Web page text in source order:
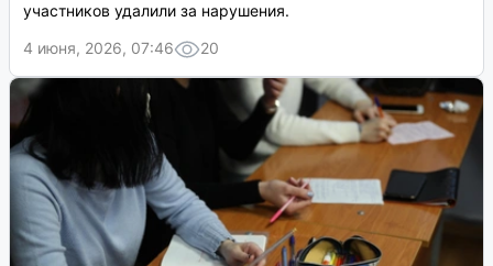
участников удалили за нарушения.
4 июня, 2026, 07:46
20